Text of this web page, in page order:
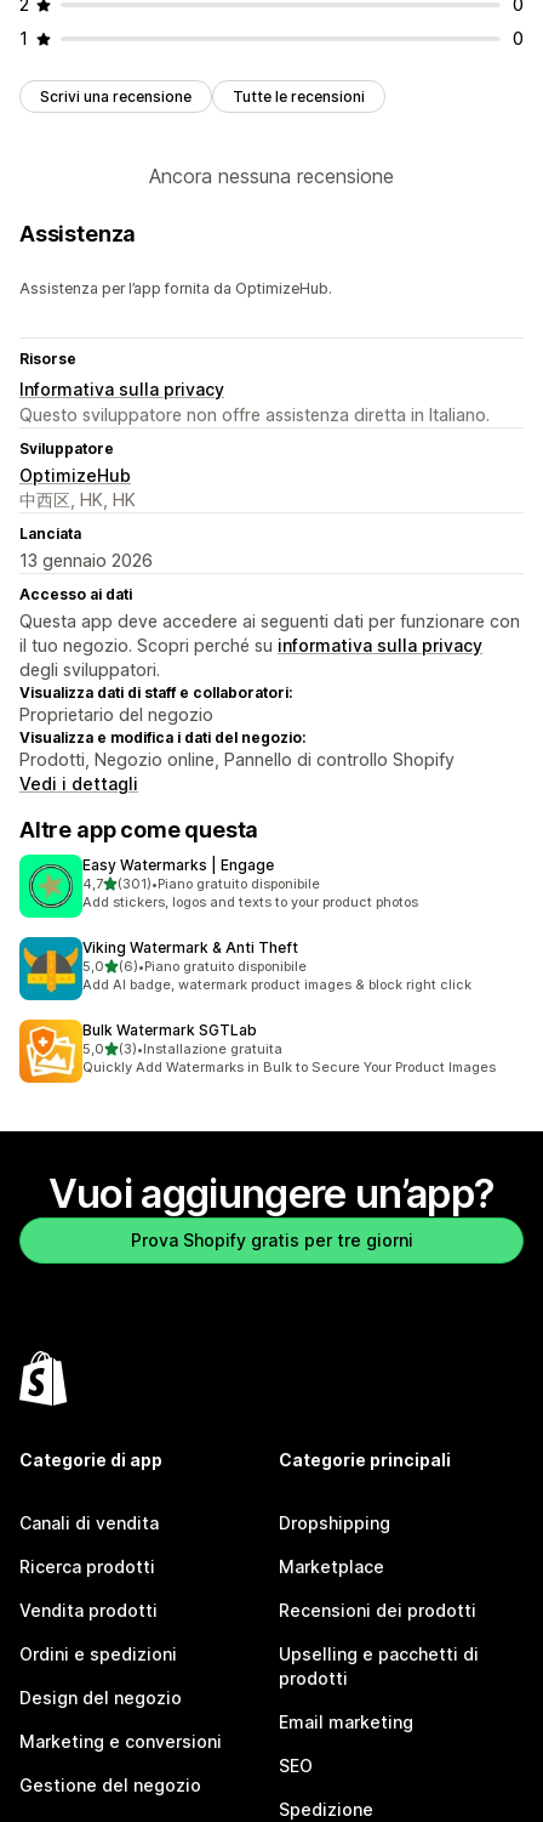
2
0
1
0
Scrivi una recensione Tutte le recensioni
Ancora nessuna recensione
Assistenza
Assistenza per l’app fornita da OptimizeHub.
Risorse
Informativa sulla privacy
Questo sviluppatore non offre assistenza diretta in Italiano.
Sviluppatore
OptimizeHub
中西区, HK, HK
Lanciata
13 gennaio 2026
Accesso ai dati
Questa app deve accedere ai seguenti dati per funzionare con
il tuo negozio. Scopri perché su informativa sulla privacy
degli sviluppatori.
Visualizza dati di staff e collaboratori:
Proprietario del negozio
Visualizza e modifica i dati del negozio:
Prodotti, Negozio online, Pannello di controllo Shopify
Vedi i dettagli
Altre app come questa
Easy Watermarks | Engage
4,7stelle su 5
(301)
301 recensioni totali
•Piano gratuito disponibile
Add stickers, logos and texts to your product photos
Viking Watermark & Anti Theft
5,0stelle su 5
(6)
6 recensioni totali
•Piano gratuito disponibile
Add AI badge, watermark product images & block right click
Bulk Watermark SGTLab
5,0stelle su 5
(3)
3 recensioni totali
•Installazione gratuita
Quickly Add Watermarks in Bulk to Secure Your Product Images
Vuoi aggiungere un’app?
Prova Shopify gratis per tre giorni
Categorie di app
Canali di vendita
Ricerca prodotti
Vendita prodotti
Ordini e spedizioni
Design del negozio
Marketing e conversioni
Gestione del negozio
Categorie principali
Dropshipping
Marketplace
Recensioni dei prodotti
Upselling e pacchetti di
prodotti
Email marketing
SEO
Spedizione